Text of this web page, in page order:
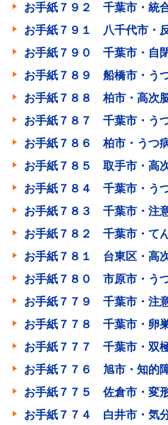
お手紙７９２ 千葉市・統
お手紙７９１ 八千代市・
お手紙７９０ 千葉市・自
お手紙７８９ 船橋市・う
お手紙７８８ 柏市・高次
お手紙７８７ 千葉市・う
お手紙７８６ 柏市・うつ
お手紙７８５ 取手市・高
お手紙７８４ 千葉市・う
お手紙７８３ 千葉市・注
お手紙７８２ 千葉市・て
お手紙７８１ 台東区・高
お手紙７８０ 市原市・う
お手紙７７９ 千葉市・注
お手紙７７８ 千葉市・卵
お手紙７７７ 千葉市・双
お手紙７７６ 旭市・知的
お手紙７７５ 佐倉市・変
お手紙７７４ 白井市・気